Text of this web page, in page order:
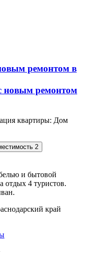
ремонтом в
квартиры: Дом
2
и бытовой
отдых 4 туристов.
край